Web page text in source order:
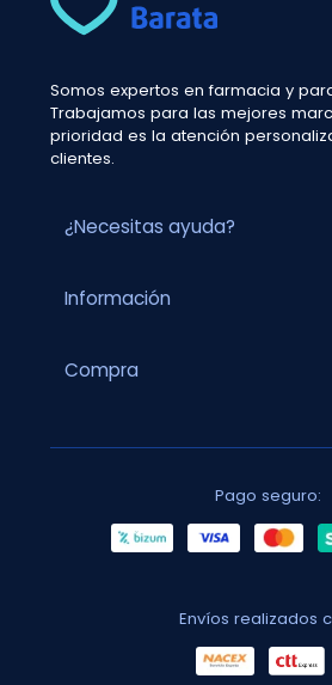
Somos expertos en farmacia y
Trabajamos para las mejores
prioridad es la atención
clientes.
¿Necesitas ayuda?
Información
Compra
Pago seguro:
Envíos realizados